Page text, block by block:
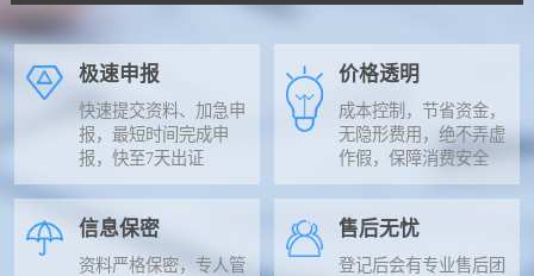
极速申报
快速提交资料、加急申
报，最短时间完成申
报，快至7天出证
价格透明
成本控制，节省资金，
无隐形费用，绝不弄虚
作假，保障消费安全
信息保密
资料严格保密，专人管
售后无忧
登记后会有专业售后团